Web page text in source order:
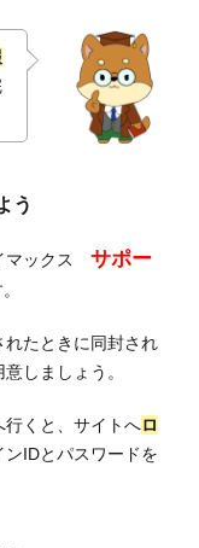
う
マックスサポー
れたときに同封され
しましょう。
行くと、サイトへロ
IDとパスワードを